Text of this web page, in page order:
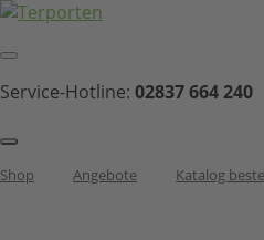
Service-Hotline: 02837 664 240
Shop Angebote Katalog